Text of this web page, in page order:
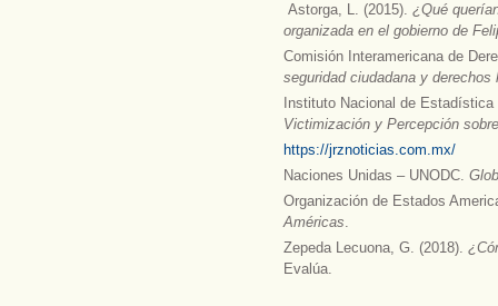
Astorga, L. (2015). ¿Qué
organizada en el gobierno de
Comisión Interamericana de
seguridad ciudadana y derechos
Instituto Nacional de
Victimización y Percepción
https://jrznoticias.com.mx/
Naciones Unidas – UNODC.
Organización de Estados
Américas.
Zepeda Lecuona, G. (2018).
Evalúa.